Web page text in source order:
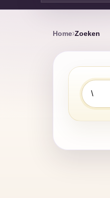
Home Zoeken